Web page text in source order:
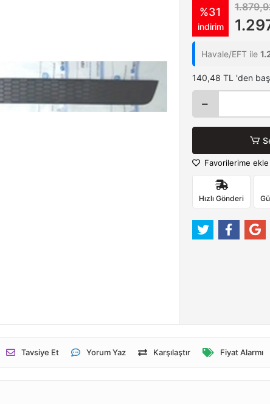
%31
indirim
Havale/EFT ile
140,48 TL 'den
Favorilerime ekle
Hızlı Gönderi
Tavsiye Et Yorum Yaz Karşılaştır Fiyat Alarmı